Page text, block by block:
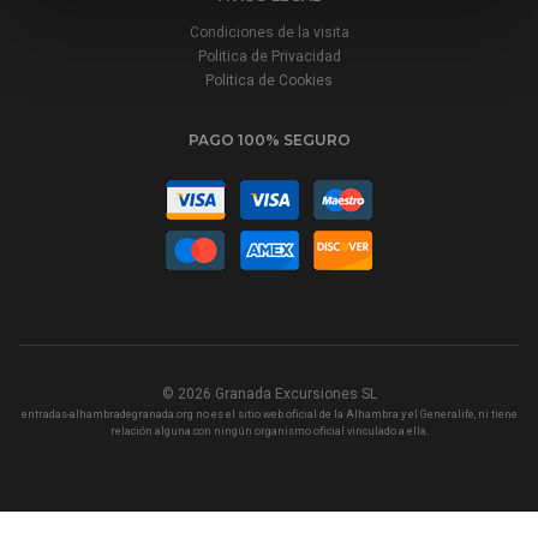
Condiciones de la visita
Politica de Privacidad
Politica de Cookies
PAGO 100% SEGURO
entradas-alhambradegranada.org no es el sitio web oficial de la Alhambra y el Generalife, ni tiene
relación alguna con ningún organismo oficial vinculado a ella.
© 2026 Granada Excursiones SL